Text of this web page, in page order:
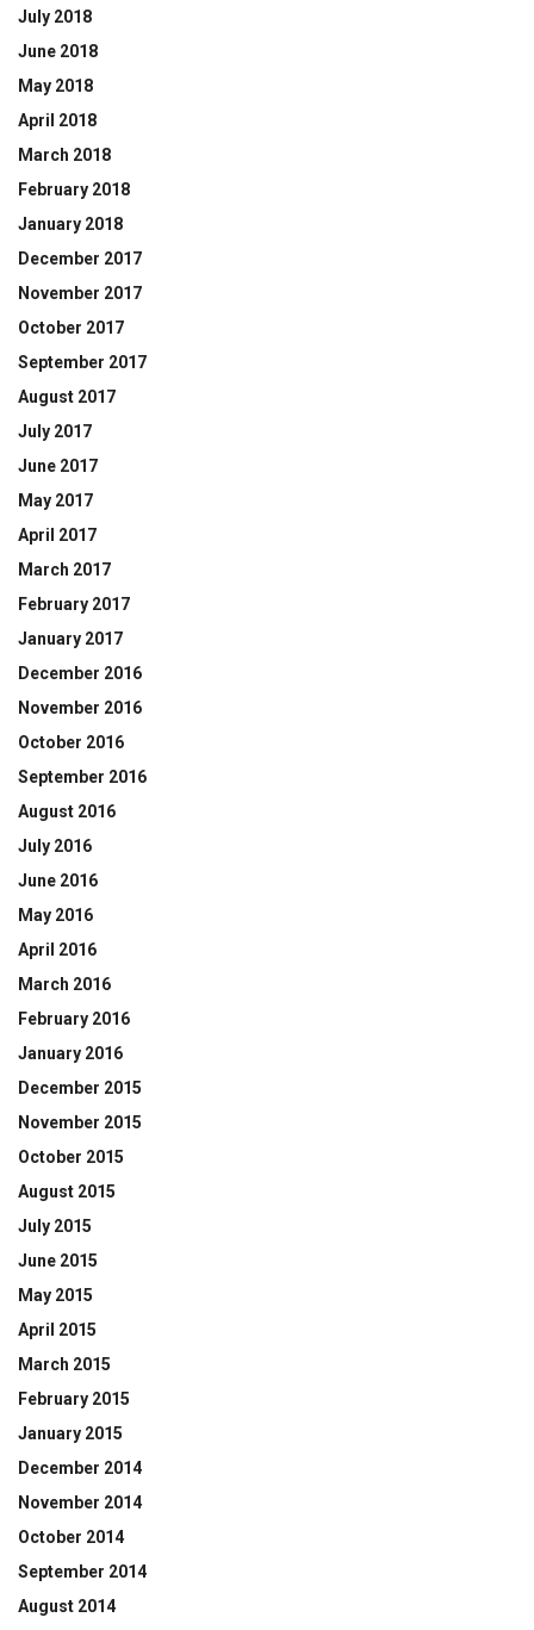
July 2018
June 2018
May 2018
April 2018
March 2018
February 2018
January 2018
December 2017
November 2017
October 2017
September 2017
August 2017
July 2017
June 2017
May 2017
April 2017
March 2017
February 2017
January 2017
December 2016
November 2016
October 2016
September 2016
August 2016
July 2016
June 2016
May 2016
April 2016
March 2016
February 2016
January 2016
December 2015
November 2015
October 2015
August 2015
July 2015
June 2015
May 2015
April 2015
March 2015
February 2015
January 2015
December 2014
November 2014
October 2014
September 2014
August 2014